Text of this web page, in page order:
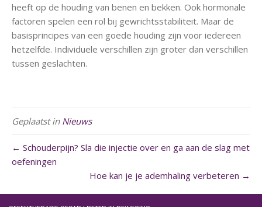
heeft op de houding van benen en bekken. Ook hormonale
factoren spelen een rol bij gewrichtsstabiliteit. Maar de
basisprincipes van een goede houding zijn voor iedereen
hetzelfde. Individuele verschillen zijn groter dan verschillen
tussen geslachten.
Geplaatst in Nieuws
← Schouderpijn? Sla die injectie over en ga aan de slag met
oefeningen
Hoe kan je je ademhaling verbeteren →